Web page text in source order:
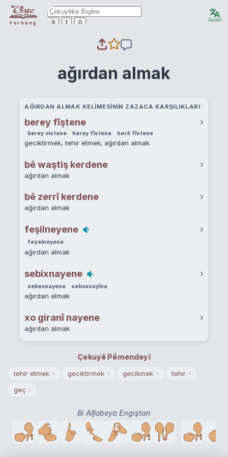
Ferheng ê î û Zazakî
ağırdan almak
AĞIRDAN ALMAK KELIMESININ ZAZACA KARŞILIKLARI
berey fîştene ›
berey vistene herey fîstene herê fîstene
geciktirmek, tehir etmek; ağırdan almak
bê waştiş kerdene ›
ağırdan almak
bê zerrî kerdene ›
ağırdan almak
feşilneyene ›
feşelneyene
ağırdan almak
sebixnayene ›
sebexnayene seboxnayîne
ağırdan almak
xo giranî nayene ›
ağırdan almak
Çekuyê Pêmendeyî
tehir etmek › geciktirmek › gecikmek › tehir ›
geç ›
Bi Alfabeya Engiştan